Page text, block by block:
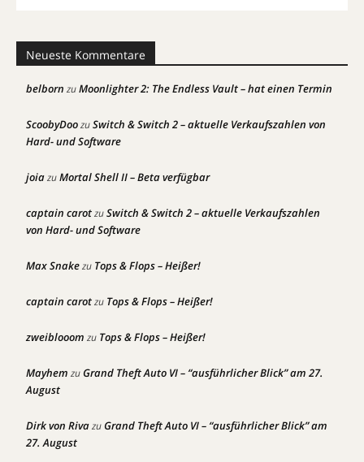
Neueste Kommentare
belborn zuMoonlighter 2: The Endless Vault – hat einen Termin
ScoobyDoozuSwitch & Switch 2 – aktuelle Verkaufszahlen von
Hard- und Software
joiazuMortal Shell II – Beta verfügbar
captain carotzuSwitch & Switch 2 – aktuelle Verkaufszahlen
von Hard- und Software
Max Snakezu Tops & Flops – Heißer!
captain carotzu Tops & Flops – Heißer!
zweiblooom zu Tops & Flops – Heißer!
Mayhem zuGrand Theft Auto VI – “ausführlicher Blick” am 27.
August
Dirk von RivazuGrand Theft Auto VI – “ausführlicher Blick” am
27. August